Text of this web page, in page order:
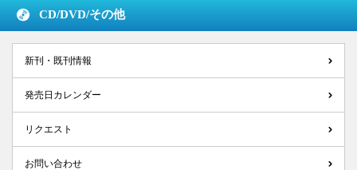
CD/DVD/その他
新刊・既刊情報
発売日カレンダー
リクエスト
お問い合わせ